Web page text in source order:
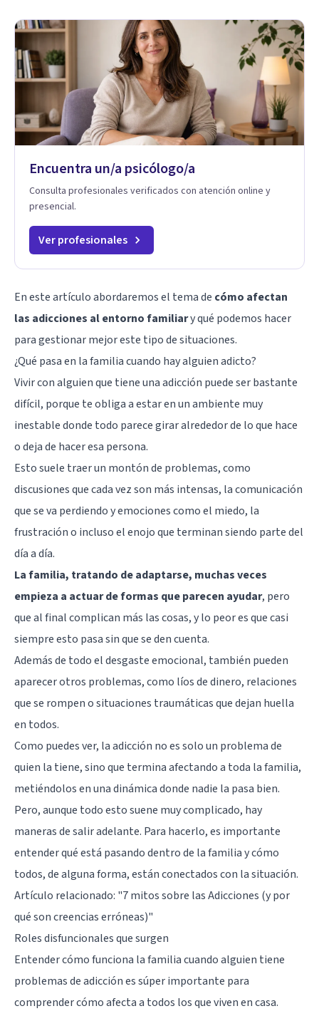
Encuentra un/a psicólogo/a
Consulta profesionales verificados con atención online y
presencial.
Ver profesionales
En este artículo abordaremos el tema de cómo afectan
las adicciones al entorno familiary qué podemos hacer
para gestionar mejor este tipo de situaciones.
¿Qué pasa en la familia cuando hay alguien adicto?
Vivir con alguien que tiene una adicción puede ser bastante
difícil, porque te obliga a estar en un ambiente muy
inestable donde todo parece girar alrededor de lo que hace
o deja de hacer esa persona.
Esto suele traer un montón de problemas, como
discusiones que cada vez son más intensas, la comunicación
que se va perdiendo y emociones como el miedo, la
frustración o incluso el enojo que terminan siendo parte del
día a día.
La familia, tratando de adaptarse, muchas veces
empieza a actuar de formas que parecen ayudar, pero
que al final complican más las cosas, y lo peor es que casi
siempre esto pasa sin que se den cuenta.
Además de todo el desgaste emocional, también pueden
aparecer otros problemas, como líos de dinero, relaciones
que se rompen o situaciones traumáticas que dejan huella
en todos.
Como puedes ver, la adicción no es solo un problema de
quien la tiene, sino que termina afectando a toda la familia,
metiéndolos en una dinámica donde nadie la pasa bien.
Pero, aunque todo esto suene muy complicado, hay
maneras de salir adelante. Para hacerlo, es importante
entender qué está pasando dentro de la familia y cómo
todos, de alguna forma, están conectados con la situación.
Artículo relacionado: "7 mitos sobre las Adicciones (y por
qué son creencias erróneas)"
Roles disfuncionales que surgen
Entender cómo funciona la familia cuando alguien tiene
problemas de adicción es súper importante para
comprender cómo afecta a todos los que viven en casa.